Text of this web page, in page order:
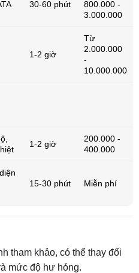
30-60 phút
800.000 -
3.000.000
1-2 giờ
Từ
2.000.000
-
10.000.000
1-2 giờ
200.000 -
400.000
15-30 phút Miễn phí
tham khảo, có thể thay đổi
mức độ hư hỏng.